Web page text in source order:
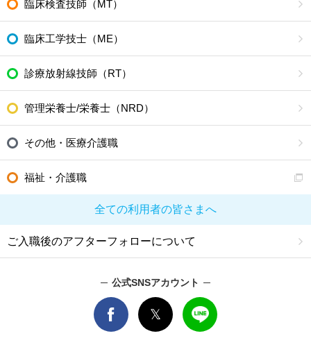
臨床検査技師（MT）
臨床工学技士（ME）
診療放射線技師（RT）
管理栄養士/栄養士（NRD）
その他・医療介護職
福祉・介護職
全ての利用者の皆さまへ
ご入職後のアフターフォローについて
公式SNSアカウント